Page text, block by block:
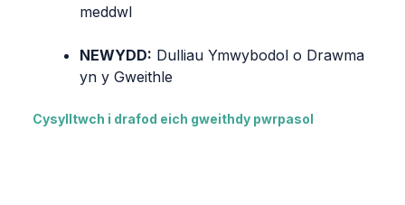
meddwl
NEWYDD: Dulliau Ymwybodol o Drawma
yn y Gweithle
Cysylltwch i drafod eich gweithdy pwrpasol